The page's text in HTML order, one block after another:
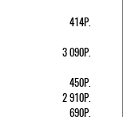
414Р.
3 090Р.
450Р.
2 910Р.
690Р.